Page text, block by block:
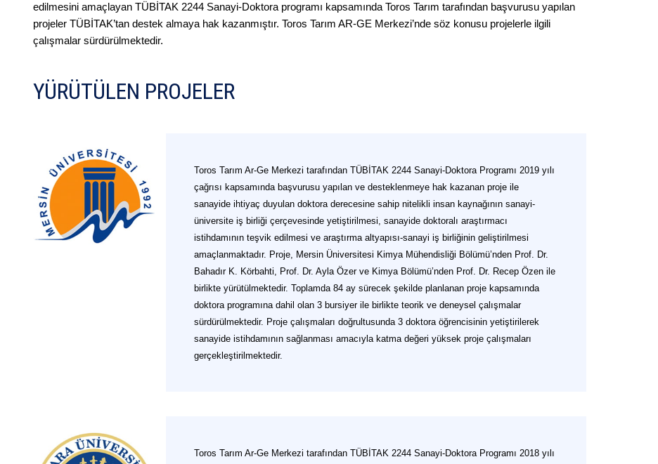
edilmesini amaçlayan TÜBİTAK 2244 Sanayi-Doktora programı kapsamında Toros Tarım tarafından başvurusu yapılan
projeler TÜBİTAK’tan destek almaya hak kazanmıştır. Toros Tarım AR-GE Merkezi’nde söz konusu projelerle ilgili
çalışmalar sürdürülmektedir.
YÜRÜTÜLEN PROJELER
Toros Tarım Ar-Ge Merkezi tarafından TÜBİTAK 2244 Sanayi-Doktora Programı 2019 yılı
çağrısı kapsamında başvurusu yapılan ve desteklenmeye hak kazanan proje ile
sanayide ihtiyaç duyulan doktora derecesine sahip nitelikli insan kaynağının sanayi-
üniversite iş birliği çerçevesinde yetiştirilmesi, sanayide doktoralı araştırmacı
istihdamının teşvik edilmesi ve araştırma altyapısı-sanayi iş birliğinin geliştirilmesi
amaçlanmaktadır. Proje, Mersin Üniversitesi Kimya Mühendisliği Bölümü’nden Prof. Dr.
Bahadır K. Körbahti, Prof. Dr. Ayla Özer ve Kimya Bölümü’nden Prof. Dr. Recep Özen ile
birlikte yürütülmektedir. Toplamda 84 ay sürecek şekilde planlanan proje kapsamında
doktora programına dahil olan 3 bursiyer ile birlikte teorik ve deneysel çalışmalar
sürdürülmektedir. Proje çalışmaları doğrultusunda 3 doktora öğrencisinin yetiştirilerek
sanayide istihdamının sağlanması amacıyla katma değeri yüksek proje çalışmaları
gerçekleştirilmektedir.
Toros Tarım Ar-Ge Merkezi tarafından TÜBİTAK 2244 Sanayi-Doktora Programı 2018 yılı